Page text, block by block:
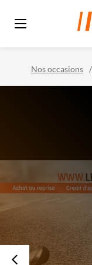
Nos occasions